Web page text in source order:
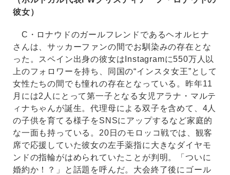
彼女）
C・ロナウドのガールフレンドであるヘオルヒナ
さんは、サッカーファンの間でお馴染みの存在とな
った。スペイン出身の彼女はInstagramに550万人以
上のフォロワーを持ち、同国の“インスタ女王”として
女性たちの間でも憧れの存在となっている。昨年11
月には2人にとって第一子となる女児アラナ・マルテ
ィナちゃんが誕生。代理母による双子を含めて、4人
の子供を育てる様子をSNSにアップするなど家庭的
な一面も持っている。20日のモロッコ戦では、観客
席で応援していた彼女の左手薬指に大きなダイヤモ
ンドの指輪がはめられていたことが判明。「ついに
婚約か！？」と話題を呼んだ。大会終了後にゴール